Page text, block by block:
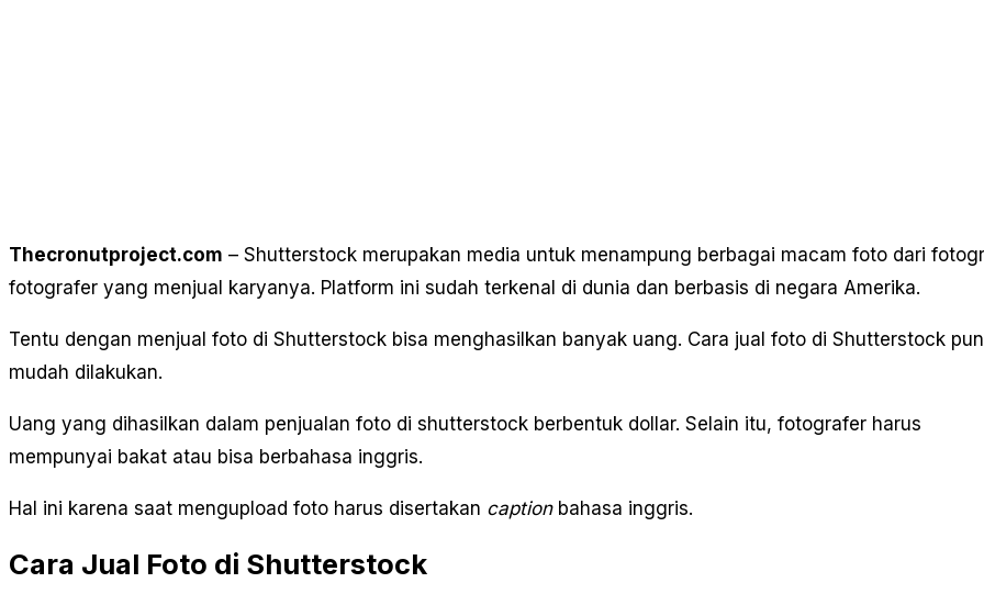
Thecronutproject.com – Shutterstock merupakan media untuk menampung berbagai macam foto dari
fotografer yang menjual karyanya. Platform ini sudah terkenal di dunia dan berbasis di negara Amerika.
Tentu dengan menjual foto di Shutterstock bisa menghasilkan banyak uang. Cara jual foto di Shutterstock pun
mudah dilakukan.
Uang yang dihasilkan dalam penjualan foto di shutterstock berbentuk dollar. Selain itu, fotografer harus
mempunyai bakat atau bisa berbahasa inggris.
Hal ini karena saat mengupload foto harus disertakan captionbahasa inggris.
Cara Jual Foto di Shutterstock